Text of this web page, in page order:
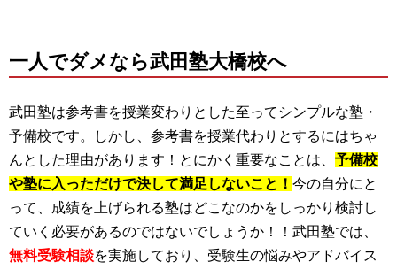
一人でダメなら武田塾大橋校へ
武田塾は参考書を授業変わりとした至ってシンプルな塾・
予備校です。しかし、参考書を授業代わりとするにはちゃ
んとした理由があります！とにかく重要なことは、 予備校
や塾に入っただけで決して満足しないこと！ 今の自分にと
って、成績を上げられる塾はどこなのかをしっかり検討し
ていく必要があるのではないでしょうか！！武田塾では、
無料受験相談を実施しており、受験生の悩みやアドバイス